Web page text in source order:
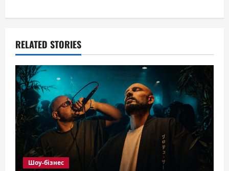
a
i
g
a
t
i
RELATED STORIES
Шоу-бізнес